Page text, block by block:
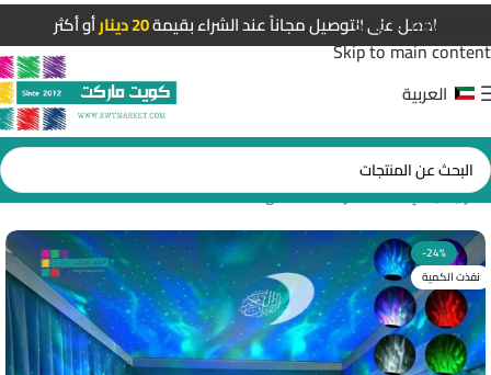
Skip to navigation
Skip to main content
احصل على التوصيل مجاناً عند الشراء بقيمة20 دينار أو أكثر
العربية
الرئيسية/إضاءات غرف الأطفال
-24%
نفذت الكمية